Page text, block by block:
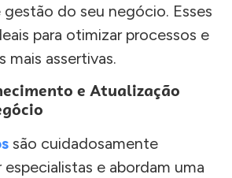
do seu negócio. Esses
para otimizar processos e
mais assertivas.
e Atualização
são cuidadosamente
e abordam uma